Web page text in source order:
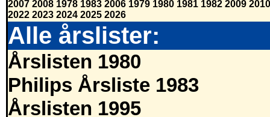
2007 2008 1978 1983 2006 1979 1980 1981 1982 2009 2010
2022 2023 2024 2025 2026
Alle årslister:
Årslisten 1980
Philips Årsliste 1983
Årslisten 1995